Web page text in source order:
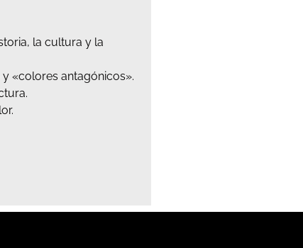
la cultura y la
«colores antagónicos».